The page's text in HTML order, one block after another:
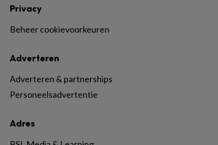
Adres
Adverteren
Adverteren & partnerships
Personeelsadvertentie
Privacy
Beheer cookievoorkeuren